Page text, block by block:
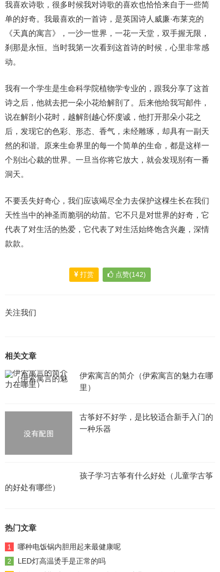
我喜欢诗歌，很多时候我对诗歌的喜欢也恰恰来自于一些简
单的好奇。我最喜欢的一首诗，是英国诗人威廉·布莱克的
《天真的寓言》，一沙一世界，一花一天堂，双手握无限，
刹那是永恒。当时我第一次看到这首诗的时候，心里非常感
动。
我有一个学生是生命科学院植物学专业的，跟我分享了这首
诗之后，他就去把一朵小花给解剖了。后来他给我写邮件，
说在解剖小花时，越解剖越心怀虔诚，他打开那朵小花之
后，发现它的色彩、形态、香气，未经雕琢，却具有一副天
然的和谐。原来生命界里的每一个简单的生命，都是这样一
个别出心裁的世界。一旦当你将它放大，就会发现别有一番
洞天。
不要丢失好奇心，我们应该竭尽全力去保护这棵生长在我们
天性当中的神圣而脆弱的幼苗。它不只是对世界的好奇，它
代表了对生活的热爱，它代表了对生活始终饱含兴趣，深情
款款。
打赏 点赞(142)
关注我们
相关文章
伊索寓言的简介（伊索寓言的魅力在哪
里）
古筝好不好学，是比较适合新手入门的
一种乐器
孩子学习古筝有什么好处（儿童学古筝
的好处有哪些）
热门文章
1 哪种电饭锅内胆用起来最健康呢
2 LED灯高温烫手是正常的吗